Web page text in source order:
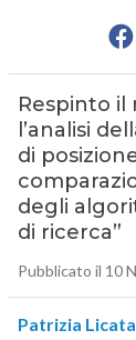
Respinto il
l’analisi
di
degli
di ricerca”
Pubblicato il 10
Patrizia Licata